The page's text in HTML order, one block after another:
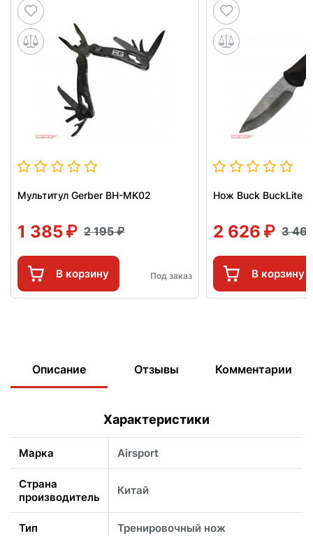
Мультитул Gerber BH-MK02
1 385 2 195
В корзину Под заказ
Нож Buck BuckLite
2 626 3
В корзину
Описание Отзывы Комментарии
Характеристики
Марка Airsport
Страна
производитель
Китай
Тип Тренировочный нож